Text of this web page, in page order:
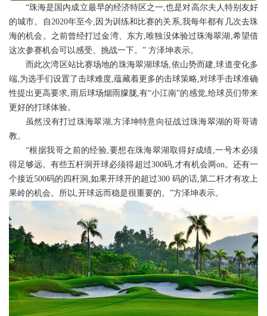
“珠海是国内成立最早的经济特区之一,也是对高尔夫人特别友好
的城市。自2020年至今,因为训练和比赛的关系,我每年都有几次去珠
海的机会。之前曾经打过金湾、东方,唯独没体验过珠海翠湖,希望借
这次参赛机会可以感受、挑战一下。” 方泽坤表示。
而此次湾区站比赛场地的珠海翠湖球场,依山势而建,球道变化多
端,为选手们设置了击球难度,蕴藏着更多的击球策略,对球手击球准确
性提出更高要求,雨后球场烟雨朦胧,有“小江南”的感觉,给球员们带来
更好的打球体验。
虽然没有打过珠海翠湖,方泽坤特意向征战过珠海翠湖的哥哥请
教。
“根据我哥之前的经验,要想在珠海翠湖取得好成绩,一号木必须
得足够远。有些五杆洞开球必须得超过300码,才有机会两on。还有一
个接近500码的四杆洞,如果开球开的超过300 码的话,第二杆才有攻上
果岭的机会。所以,开球远而稳是很重要的。”方泽坤表示。